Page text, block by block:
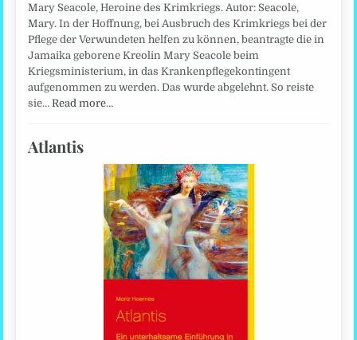
Mary Seacole, Heroine des Krimkriegs. Autor: Seacole,
Mary. In der Hoffnung, bei Ausbruch des Krimkriegs bei der
Pflege der Verwundeten helfen zu können, beantragte die in
Jamaika geborene Kreolin Mary Seacole beim
Kriegsministerium, in das Krankenpflegekontingent
aufgenommen zu werden. Das wurde abgelehnt. So reiste
sie…Read more…
Atlantis